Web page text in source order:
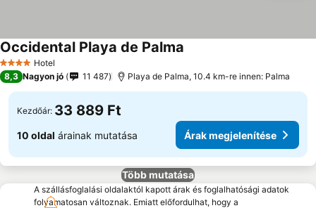
4 KategóriaHotel
Occidental Playa de Palma
8,3 Nagyon jó 11 487 Playa de Palma, 10.4 km-re innen: Palma
Kezdőár: 33 889 Ft
10 oldal árainak mutatása Árak megjelenítése
Több mutatása
A szállásfoglalási oldalaktól kapott árak és foglalhatósági adatok
folyamatosan változnak. Emiatt előfordulhat, hogy a